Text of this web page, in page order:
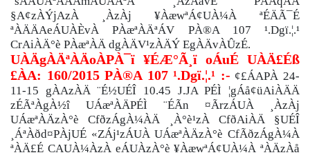
§A¢zÀÝjAzÀ ¸ÀzÀj ¥ÀæwªÁ¢UÀ¼À ªÉÄÃ¯É
ªÀÄÄAeÁUÀÈvÀ PÀæªÀÄªÁV PÀ®A 107 ¹.Dgï.¦.¹
CrAiÀÄ°è PÀæªÀÄ dgÀÄV¹zÀÄÝ EgÀÄvÀÛzÉ.
UÀÄgÀÄªÀÄoÀPÀ¯ï ¥ÉÆ°Ã¸ï oÁuÉ UÀÄ£Éß
£ÀA: 160/2015 PÀ®A 107 ¹.Dgï.¦.¹ :- ¢£ÁAPÀ 24-
11-15 gÀAzÀÄ ¨É½UÉÎ 10.45 J.JA PÉÌ ¦gÁå¢üAiÀÄÄ
zÉÃªÀgÀ½î UÁæªÀÄPÉÌ ¨ÉÃn ¤ÃrzÁUÀ ¸ÀzÀj
UÁæªÀÄzÀ°è CfðzÁgÀ¼ÀÄ ¸À°è¹zÀ CfðAiÀÄ §UÉÎ
¸ÁªÀðd¤PÀjUÉ «ZÁj¹zÁUÀ UÁæªÀÄzÀ°è CfÃðzÁgÀ¼À
ªÀÄ£É CAUÀ¼ÀzÀ eÁUÀzÀ°è ¥ÀæwªÁ¢UÀ¼À ªÀÄzÀå